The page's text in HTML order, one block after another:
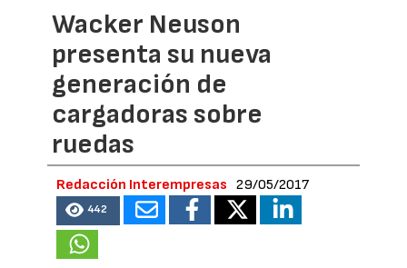
Wacker Neuson
presenta su nueva
generación de
cargadoras sobre
ruedas
Redacción Interempresas 29/05/2017
442